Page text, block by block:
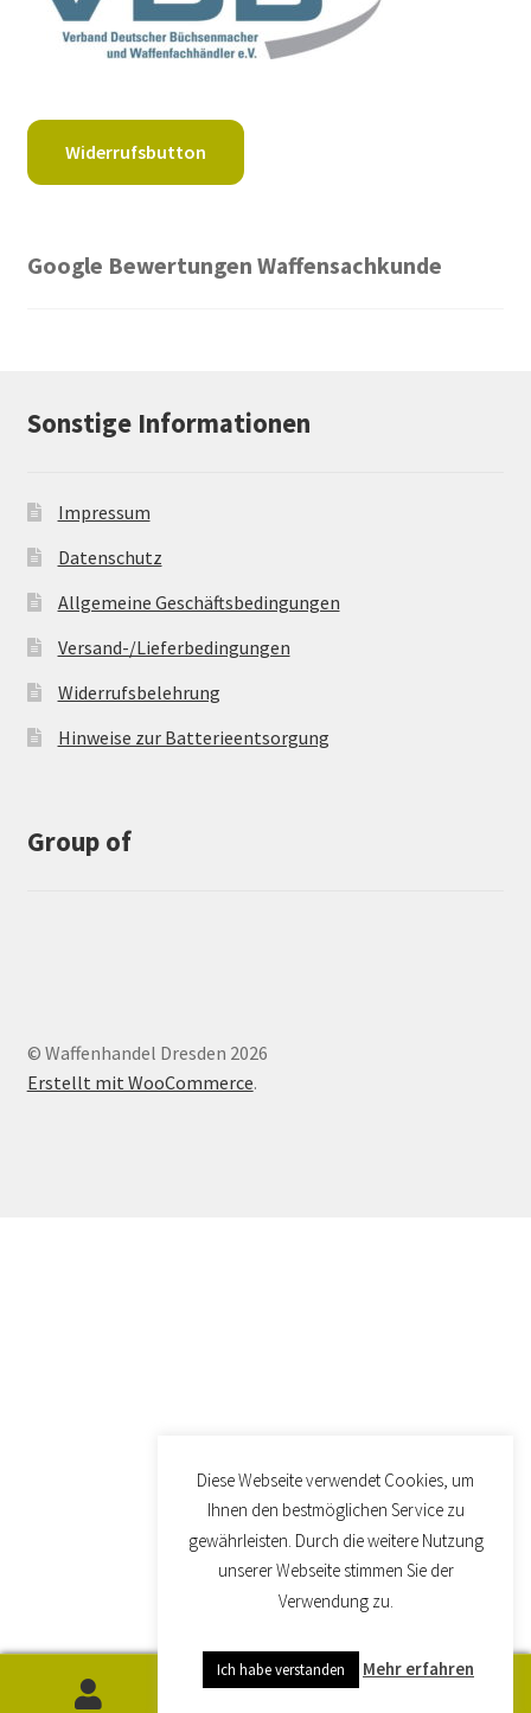
Widerrufsbutton
Google Bewertungen Waffensachkunde
Sonstige Informationen
Impressum
Datenschutz
Allgemeine Geschäftsbedingungen
Versand-/Lieferbedingungen
Widerrufsbelehrung
Hinweise zur Batterieentsorgung
Group of
© Waffenhandel Dresden 2026
Erstellt mit WooCommerce.
0
Diese Webseite verwendet Cookies, um
Ihnen den bestmöglichen Service zu
gewährleisten. Durch die weitere Nutzung
unserer Webseite stimmen Sie der
Verwendung zu.
Ich habe verstanden Mehr erfahren